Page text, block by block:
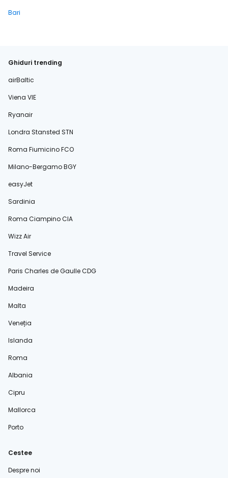
Bari
Ghiduri trending
airBaltic
Viena VIE
Ryanair
Londra Stansted STN
Roma Fiumicino FCO
Milano-Bergamo BGY
easyJet
Sardinia
Roma Ciampino CIA
Wizz Air
Travel Service
Paris Charles de Gaulle CDG
Madeira
Malta
Veneția
Islanda
Roma
Albania
Cipru
Mallorca
Porto
Cestee
Despre noi